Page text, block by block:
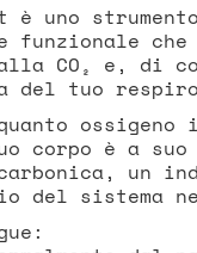
è uno
funzionale
CO₂ e, di
del tuo
corpo è a suo
un
del sistema